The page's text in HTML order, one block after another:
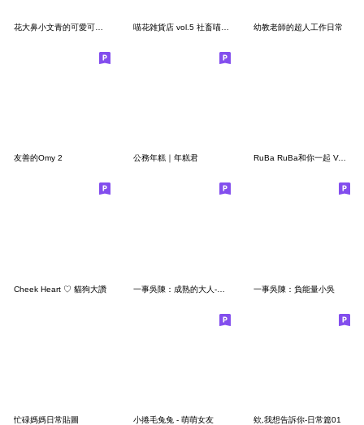
幼教老師的超人工作日常
友善的Omy 2 公務年糕｜年糕君 RuBa RuBa和你一起 Vol.3
Cheek Heart ♡ 貓狗大讚 一事吳陳：負能量小吳
忙碌媽媽日常貼圖 小捲毛兔兔 - 萌萌女友 欸,我想告訴你-日常篇01